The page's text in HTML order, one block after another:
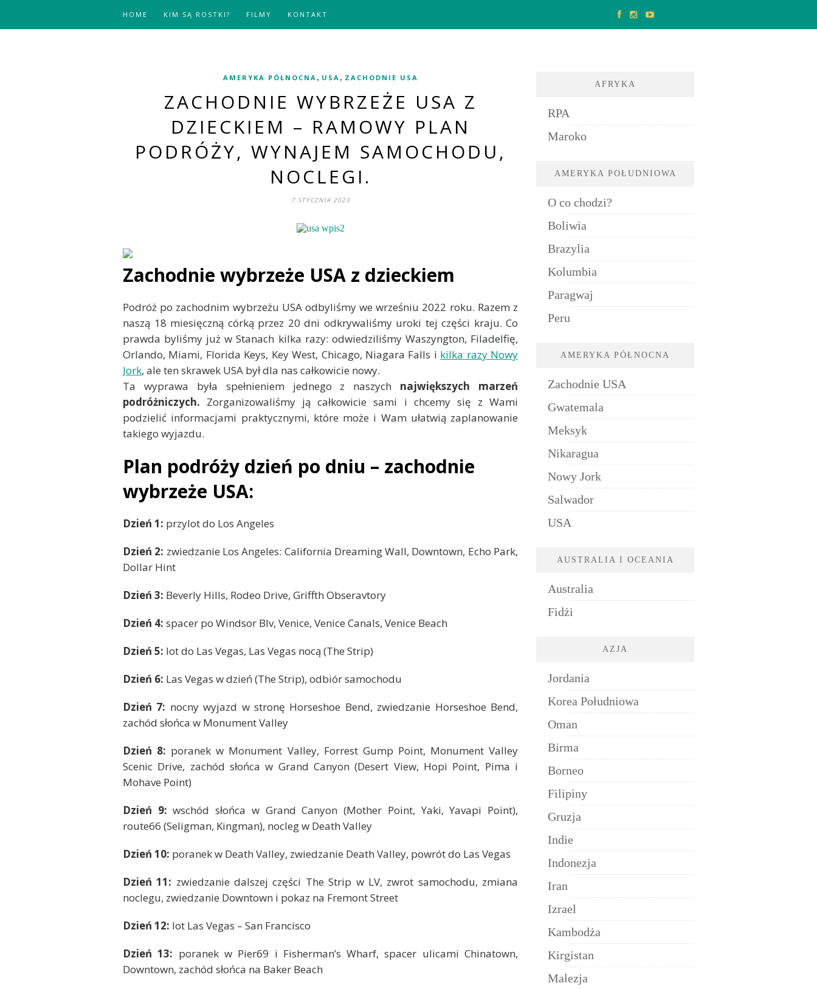
HOME KIM SĄ ROSTKI? FILMY KONTAKT
AMERYKA PÓŁNOCNA , USA , ZACHODNIE USA
ZACHODNIE WYBRZEŻE USA Z
DZIECKIEM – RAMOWY PLAN
PODRÓŻY, WYNAJEM SAMOCHODU,
NOCLEGI.
7 STYCZNIA 2023
Zachodnie wybrzeże USA z dzieckiem
Podróż po zachodnim wybrzeżu USA odbyliśmy we wrześniu 2022 roku. Razem z
naszą 18 miesięczną córką przez 20 dni odkrywaliśmy uroki tej części kraju. Co
prawda byliśmy już w Stanach kilka razy: odwiedziliśmy Waszyngton, Filadelfię,
Orlando, Miami, Florida Keys, Key West, Chicago, Niagara Falls i kilka razy Nowy
Jork, ale ten skrawek USA był dla nas całkowicie nowy.
Ta wyprawa była spełnieniem jednego z naszych największych marzeń
podróżniczych. Zorganizowaliśmy ją całkowicie sami i chcemy się z Wami
podzielić informacjami praktycznymi, które może i Wam ułatwią zaplanowanie
takiego wyjazdu.
Plan podróży dzień po dniu – zachodnie
wybrzeże USA:
Dzień 1: przylot do Los Angeles
Dzień 2: zwiedzanie Los Angeles: California Dreaming Wall, Downtown, Echo Park,
Dollar Hint
Dzień 3: Beverly Hills, Rodeo Drive, Griffth Obseravtory
Dzień 4: spacer po Windsor Blv, Venice, Venice Canals, Venice Beach
Dzień 5: lot do Las Vegas, Las Vegas nocą (The Strip)
Dzień 6: Las Vegas w dzień (The Strip), odbiór samochodu
Dzień 7: nocny wyjazd w stronę Horseshoe Bend, zwiedzanie Horseshoe Bend,
zachód słońca w Monument Valley
Dzień 8: poranek w Monument Valley, Forrest Gump Point, Monument Valley
Scenic Drive, zachód słońca w Grand Canyon (Desert View, Hopi Point, Pima i
Mohave Point)
Dzień 9: wschód słońca w Grand Canyon (Mother Point, Yaki, Yavapi Point),
route66 (Seligman, Kingman), nocleg w Death Valley
Dzień 10: poranek w Death Valley, zwiedzanie Death Valley, powrót do Las Vegas
Dzień 11: zwiedzanie dalszej części The Strip w LV, zwrot samochodu, zmiana
noclegu, zwiedzanie Downtown i pokaz na Fremont Street
Dzień 12: lot Las Vegas – San Francisco
Dzień 13: poranek w Pier69 i Fisherman’s Wharf, spacer ulicami Chinatown,
Downtown, zachód słońca na Baker Beach
AFRYKA
RPA
Maroko
AMERYKA POŁUDNIOWA
O co chodzi?
Boliwia
Brazylia
Kolumbia
Paragwaj
Peru
AMERYKA PÓŁNOCNA
Zachodnie USA
Gwatemala
Meksyk
Nikaragua
Nowy Jork
Salwador
USA
AUSTRALIA I OCEANIA
Australia
Fidżi
AZJA
Jordania
Korea Południowa
Oman
Birma
Borneo
Filipiny
Gruzja
Indie
Indonezja
Iran
Izrael
Kambodża
Kirgistan
Malezja